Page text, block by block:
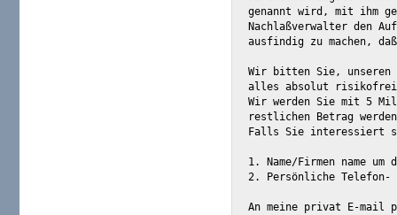
genannt wird, mit ihm
Nachlaßverwalter den
ausfindig zu machen,
Wir bitten Sie, unseren
alles absolut
Wir werden Sie mit 5
restlichen Betrag
Falls Sie interessiert
1. Name/Firmen name
2. Persönliche Telefon-
An meine privat E-mail